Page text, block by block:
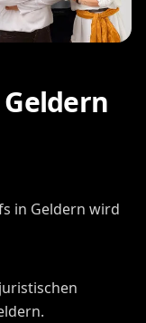
in Geldern wird